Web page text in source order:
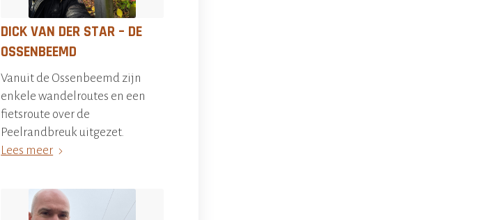
DICK VAN DER STAR – DE
OSSENBEEMD
Vanuit de Ossenbeemd zijn
enkele wandelroutes en een
fietsroute over de
Peelrandbreuk uitgezet.
Lees meer